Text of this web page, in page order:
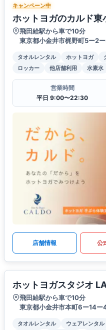
キャンペーン中
ホットヨガのカルド東
飛田給駅から車で10分
東京都小金井市梶野町5ー2
タオルレンタル ホットヨガ
ロッカー
他店舗利用 水素水
営業時間
平日 9:00〜22:30
店舗情報 公
ホットヨガスタジオ
飛田給駅から車で10分
東京都小金井市本町6ー14ー
タオルレンタル ウェアレンタル